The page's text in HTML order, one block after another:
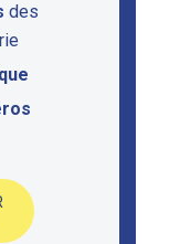
des